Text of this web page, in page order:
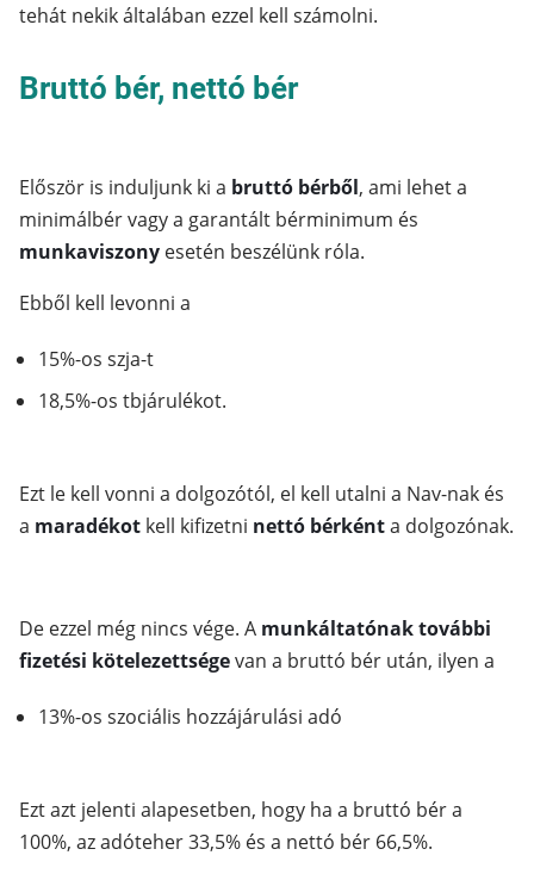
tehát nekik általában ezzel kell számolni.
Bruttó bér, nettó bér
Először is induljunk ki a bruttó bérből, ami lehet a
minimálbér vagy a garantált bérminimum és
munkaviszony esetén beszélünk róla.
Ebből kell levonni a
15%-os szja-t
18,5%-os tbjárulékot.
Ezt le kell vonni a dolgozótól, el kell utalni a Nav-nak és
a maradékot kell kifizetni nettó bérkénta dolgozónak.
De ezzel még nincs vége. A munkáltatónak további
fizetési kötelezettségevan a bruttó bér után, ilyen a
13%-os szociális hozzájárulási adó
Ezt azt jelenti alapesetben, hogy ha a bruttó bér a
100%, az adóteher 33,5% és a nettó bér 66,5%.